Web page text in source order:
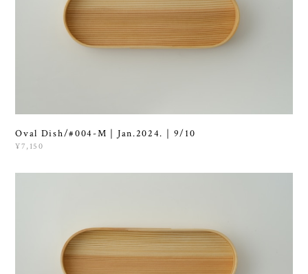
Oval Dish/#004-M｜Jan.2024.｜9/10
¥7,150